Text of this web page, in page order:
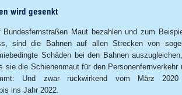
wird gesenkt
Bundesfernstraßen Maut bezahlen und zum
sind die Bahnen auf allen Strecken von
Schäden bei den Bahnen
sie die Schienenmaut für den Personenfernverkehr
Und zwar rückwirkend vom März
ins Jahr 2022.